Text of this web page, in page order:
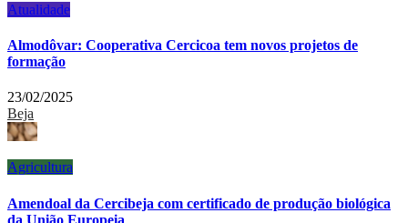
Atualidade
Almodôvar: Cooperativa Cercicoa tem novos projetos de
formação
23/02/2025
Beja
Agricultura
Amendoal da Cercibeja com certificado de produção biológica
da União Europeia